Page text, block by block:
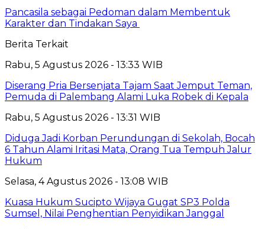
Pancasila sebagai Pedoman dalam Membentuk
Karakter dan Tindakan Saya
Berita Terkait
Rabu, 5 Agustus 2026 - 13:33 WIB
Diserang Pria Bersenjata Tajam Saat Jemput Teman,
Pemuda di Palembang Alami Luka Robek di Kepala
Rabu, 5 Agustus 2026 - 13:31 WIB
Diduga Jadi Korban Perundungan di Sekolah, Bocah
6 Tahun Alami Iritasi Mata, Orang Tua Tempuh Jalur
Hukum
Selasa, 4 Agustus 2026 - 13:08 WIB
Kuasa Hukum Sucipto Wijaya Gugat SP3 Polda
Sumsel, Nilai Penghentian Penyidikan Janggal